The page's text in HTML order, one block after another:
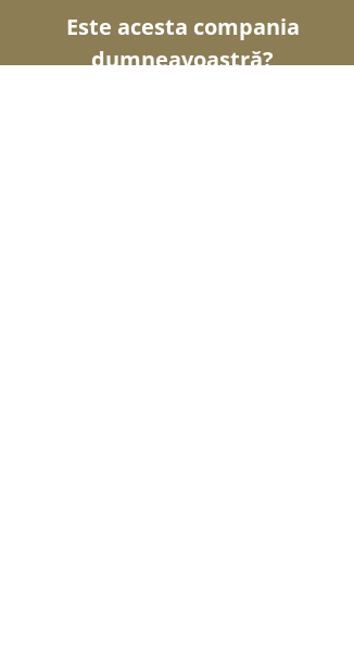
Este acesta compania
dumneavoastră?